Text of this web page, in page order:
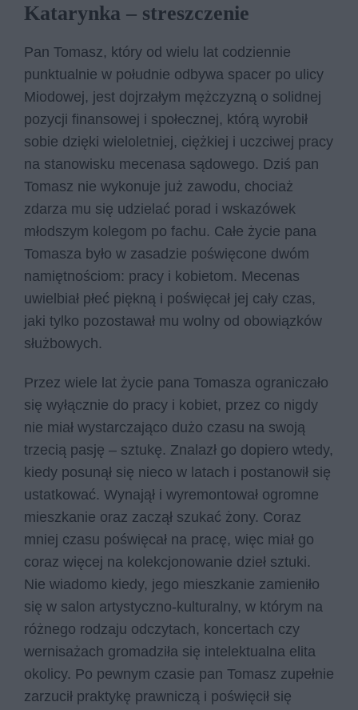
Katarynka – streszczenie
Pan Tomasz, który od wielu lat codziennie
punktualnie w południe odbywa spacer po ulicy
Miodowej, jest dojrzałym mężczyzną o solidnej
pozycji finansowej i społecznej, którą wyrobił
sobie dzięki wieloletniej, ciężkiej i uczciwej pracy
na stanowisku mecenasa sądowego. Dziś pan
Tomasz nie wykonuje już zawodu, chociaż
zdarza mu się udzielać porad i wskazówek
młodszym kolegom po fachu. Całe życie pana
Tomasza było w zasadzie poświęcone dwóm
namiętnościom: pracy i kobietom. Mecenas
uwielbiał płeć piękną i poświęcał jej cały czas,
jaki tylko pozostawał mu wolny od obowiązków
służbowych.
Przez wiele lat życie pana Tomasza ograniczało
się wyłącznie do pracy i kobiet, przez co nigdy
nie miał wystarczająco dużo czasu na swoją
trzecią pasję – sztukę. Znalazł go dopiero wtedy,
kiedy posunął się nieco w latach i postanowił się
ustatkować. Wynajął i wyremontował ogromne
mieszkanie oraz zaczął szukać żony. Coraz
mniej czasu poświęcał na pracę, więc miał go
coraz więcej na kolekcjonowanie dzieł sztuki.
Nie wiadomo kiedy, jego mieszkanie zamieniło
się w salon artystyczno-kulturalny, w którym na
różnego rodzaju odczytach, koncertach czy
wernisażach gromadziła się intelektualna elita
okolicy. Po pewnym czasie pan Tomasz zupełnie
zarzucił praktykę prawniczą i poświęcił się